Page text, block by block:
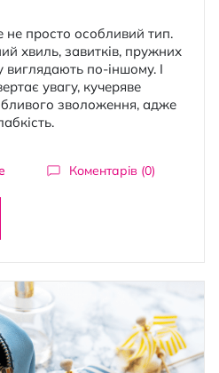
не просто особливий тип.
хвиль, завитків, пружних
по-іншому. І
увагу, кучеряве
зволоження, адже
Коментарів (0)